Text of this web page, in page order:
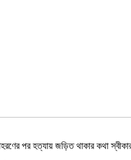
পর হত্যায় জড়িত থাকার কথা